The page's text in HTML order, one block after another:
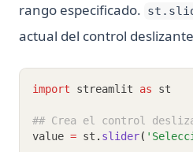
rango especificado.
actual del control
import streamlit as st
## Crea el control
value = st . slider(